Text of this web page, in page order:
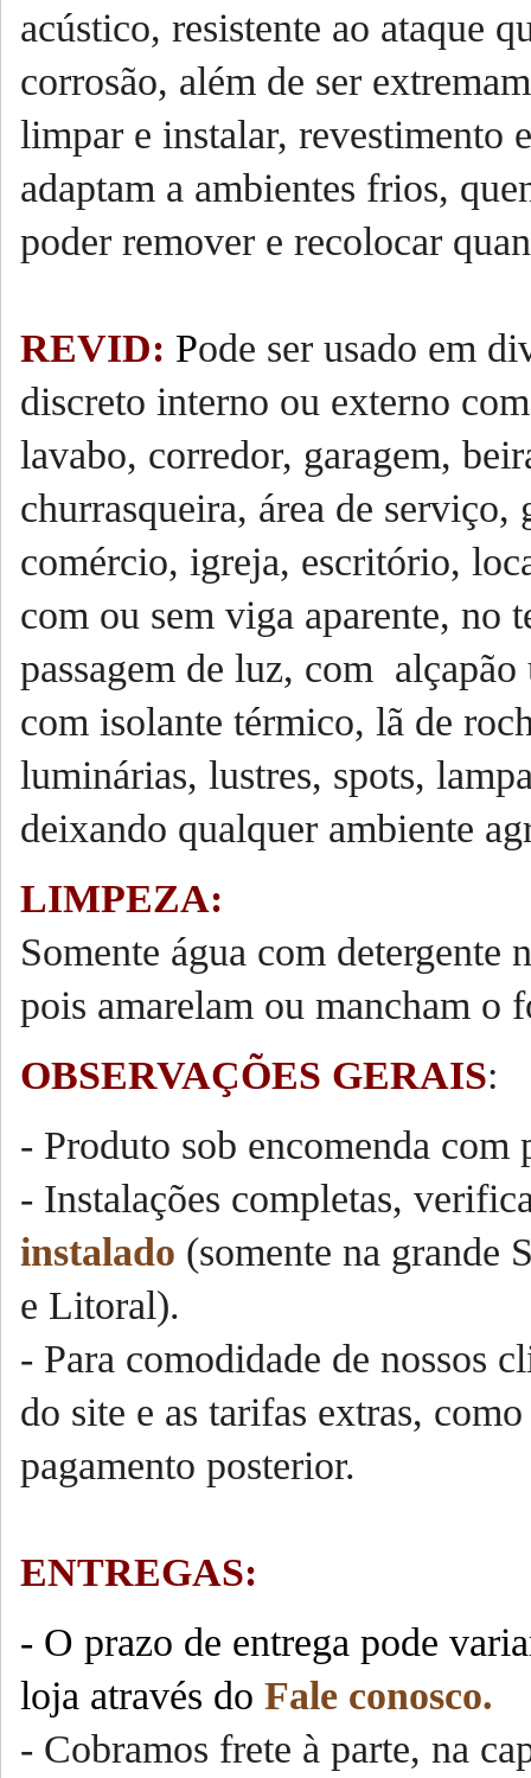
acústico, resistente ao ataque
corrosão, além de ser
limpar e instalar, revestimento
adaptam a ambientes frios,
poder remover e recolocar
REVID: Pode ser usado em
discreto interno ou externo
lavabo, corredor, garagem,
churrasqueira, área de
comércio, igreja, escritório,
com ou sem viga aparente, no
passagem de luz, com
com isolante térmico, lã de
luminárias, lustres, spots,
deixando qualquer ambiente
LIMPEZA:
Somente água com detergente
pois amarelam ou mancham o
OBSERVAÇÕES GERAIS:
- Produto sob encomenda
- Instalações completas,
instalado (somente na grande
e Litoral).
- Para comodidade de nossos
do site e as tarifas extras,
pagamento posterior.
ENTREGAS:
- O prazo de entrega pode
loja através do Fale conosco.
- Cobramos frete à parte, na